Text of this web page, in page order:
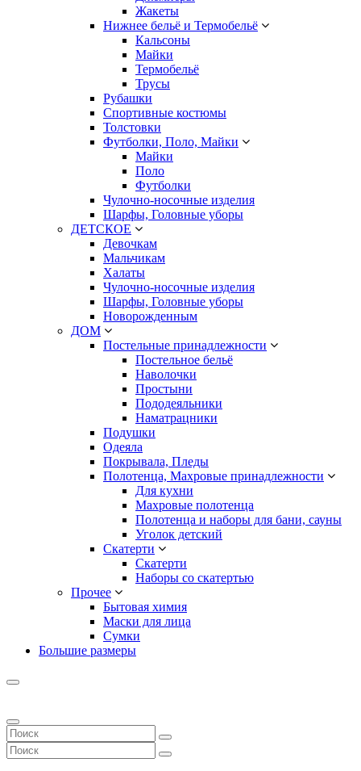
Жакеты
Нижнее бельё и Термобельё
Кальсоны
Майки
Термобельё
Трусы
Рубашки
Спортивные костюмы
Толстовки
Футболки, Поло, Майки
Майки
Поло
Футболки
Чулочно-носочные изделия
Шарфы, Головные уборы
ДЕТСКОЕ
Девочкам
Мальчикам
Халаты
Чулочно-носочные изделия
Шарфы, Головные уборы
Новорожденным
ДОМ
Постельные принадлежности
Постельное бельё
Наволочки
Простыни
Пододеяльники
Наматрацники
Подушки
Одеяла
Покрывала, Пледы
Полотенца, Махровые принадлежности
Для кухни
Махровые полотенца
Полотенца и наборы для бани, сауны
Уголок детский
Скатерти
Скатерти
Наборы со скатертью
Прочее
Бытовая химия
Маски для лица
Сумки
Большие размеры